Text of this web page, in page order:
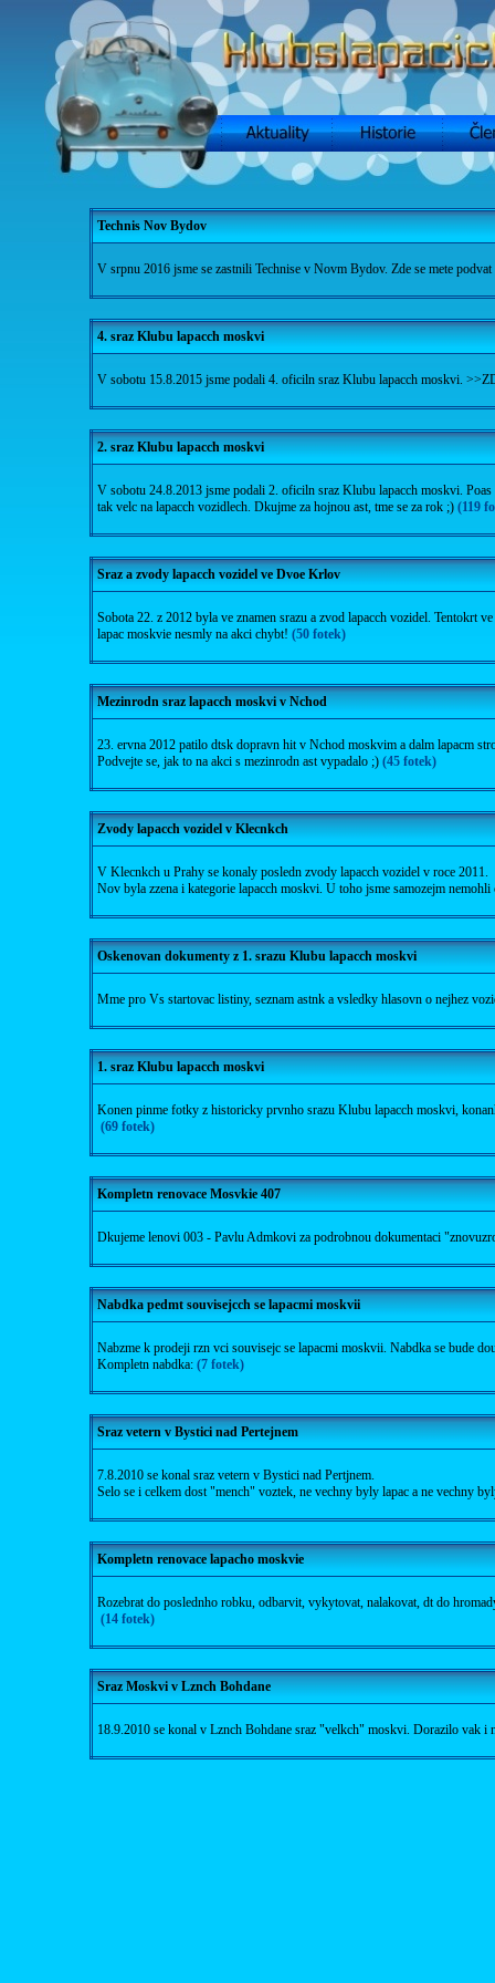
Technis Nov Bydov
V srpnu 2016 jsme se zastnili Technise v Novm Bydov. Zde se mete
4. sraz Klubu lapacch moskvi
V sobotu 15.8.2015 jsme podali 4. oficiln sraz Klubu lapacch moskvi.
2. sraz Klubu lapacch moskvi
V sobotu 24.8.2013 jsme podali 2. oficiln sraz Klubu lapacch moskvi.
tak velc na lapacch vozidlech. Dkujme za hojnou ast, tme se za rok ;) (119
Sraz a zvody lapacch vozidel ve Dvoe Krlov
Sobota 22. z 2012 byla ve znamen srazu a zvod lapacch vozidel. Tentokrt
lapac moskvie nesmly na akci chybt! (50 fotek)
Mezinrodn sraz lapacch moskvi v Nchod
23. ervna 2012 patilo dtsk dopravn hit v Nchod moskvim a dalm lapacm
Podvejte se, jak to na akci s mezinrodn ast vypadalo ;) (45 fotek)
Zvody lapacch vozidel v Klecnkch
V Klecnkch u Prahy se konaly posledn zvody lapacch vozidel v roce 2011.
Nov byla zzena i kategorie lapacch moskvi. U toho jsme samozejm
Oskenovan dokumenty z 1. srazu Klubu lapacch moskvi
Mme pro Vs startovac listiny, seznam astnk a vsledky hlasovn o nejhez
1. sraz Klubu lapacch moskvi
Konen pinme fotky z historicky prvnho srazu Klubu lapacch moskvi,
(69 fotek)
Kompletn renovace Mosvkie 407
Dkujeme lenovi 003 - Pavlu Admkovi za podrobnou dokumentaci
Nabdka pedmt souvisejcch se lapacmi moskvii
Nabzme k prodeji rzn vci souvisejc se lapacmi moskvii. Nabdka se bude
Kompletn nabdka: (7 fotek)
Sraz vetern v Bystici nad Pertejnem
7.8.2010 se konal sraz vetern v Bystici nad Pertjnem.
Selo se i celkem dost "mench" voztek, ne vechny byly lapac a ne vechny
Kompletn renovace lapacho moskvie
Rozebrat do poslednho robku, odbarvit, vykytovat, nalakovat, dt do
(14 fotek)
Sraz Moskvi v Lznch Bohdane
18.9.2010 se konal v Lznch Bohdane sraz "velkch" moskvi. Dorazilo vak i